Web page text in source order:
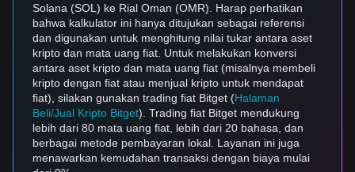
Solana (SOL) ke Rial Oman (OMR). Harap perhatikan
bahwa kalkulator ini hanya ditujukan sebagai referensi
dan digunakan untuk menghitung nilai tukar antara aset
kripto dan mata uang fiat. Untuk melakukan konversi
antara aset kripto dan mata uang fiat (misalnya membeli
kripto dengan fiat atau menjual kripto untuk mendapat
fiat), silakan gunakan trading fiat Bitget (Halaman
Beli/Jual Kripto Bitget). Trading fiat Bitget mendukung
lebih dari 80 mata uang fiat, lebih dari 20 bahasa, dan
berbagai metode pembayaran lokal. Layanan ini juga
menawarkan kemudahan transaksi dengan biaya mulai